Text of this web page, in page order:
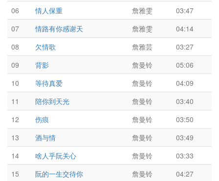
06
情人保重 詹雅雯
03:47
07
情路有你感谢天 詹雅雯
04:14
08
欠情歌 詹雅芸
03:27
09
背影 詹曼铃
05:06
10
等待真爱 詹曼铃
04:09
11
陪你到天光 詹曼铃
03:40
12
伤痕 詹曼铃
03:50
13
酒与情 詹曼铃
03:49
14
啥人乎阮关心 詹曼铃
03:33
15
阮的一生交待你 詹曼铃
04:27